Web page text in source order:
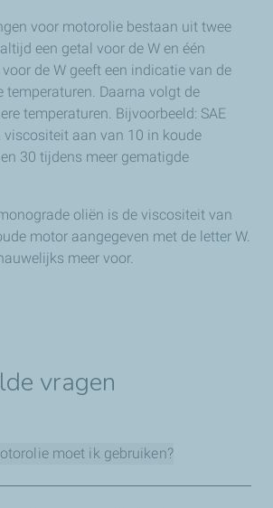
voor motorolie bestaan uit twee
een getal voor de W en één
de W geeft een indicatie van de
Daarna volgt de
temperaturen. Bijvoorbeeld: SAE
viscositeit aan van 10 in koude
30 tijdens meer gematigde
oliën is de viscositeit van
motor aangegeven met de letter W.
meer voor.
vragen
moet ik gebruiken?
is voor jou verschilt per auto.